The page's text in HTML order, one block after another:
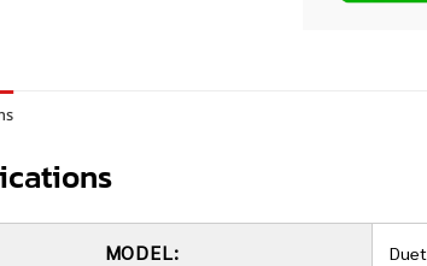
MODEL: Duet